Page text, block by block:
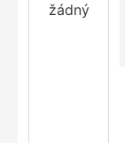
žádný